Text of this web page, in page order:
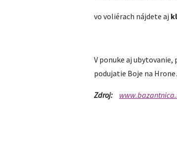
vo voliérach nájdete aj
V ponuke aj ubytovanie,
podujatie Boje na
Zdroj: